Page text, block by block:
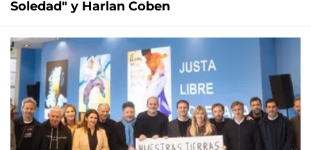
Soledad" y Harlan Coben